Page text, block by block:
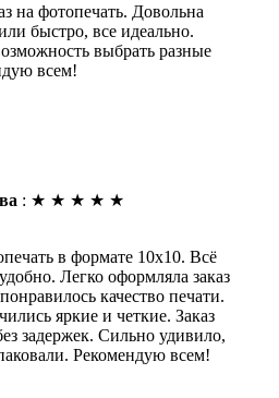
на фотопечать. Довольна
быстро, все идеально.
выбрать разные
всем!
: ★ ★ ★ ★ ★
в формате 10х10. Всё
Легко оформляла заказ
качество печати.
яркие и четкие. Заказ
задержек. Сильно удивило,
Рекомендую всем!